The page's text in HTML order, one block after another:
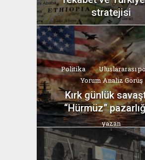
stratejisi
yazan
Bahri Ak
Politika
Uluslararası
Yorum Analiz Görüş
Kırk günlük
“Hürmüz”
yazan
Bahri Ak